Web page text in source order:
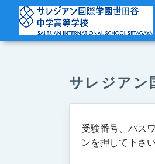
サレジアン
受験番号、パス
ンを押して下さい